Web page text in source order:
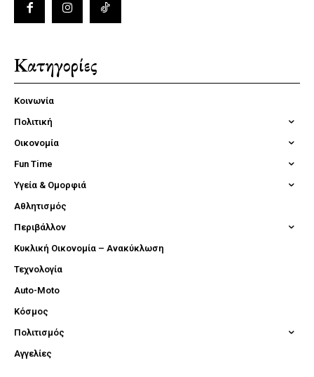
Κατηγορίες
Κοινωνία
Πολιτική
Οικονομία
Fun Time
Υγεία & Ομορφιά
Αθλητισμός
Περιβάλλον
Κυκλική Οικονομία – Ανακύκλωση
Τεχνολογία
Auto-Moto
Κόσμος
Πολιτισμός
Αγγελίες